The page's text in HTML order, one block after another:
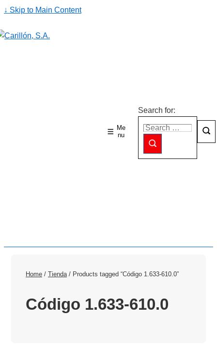
↓ Skip to Main Content
Me
nu
Search for:
Home / Tienda/ Products tagged “Código 1.633-610.0”
Código 1.633-610.0